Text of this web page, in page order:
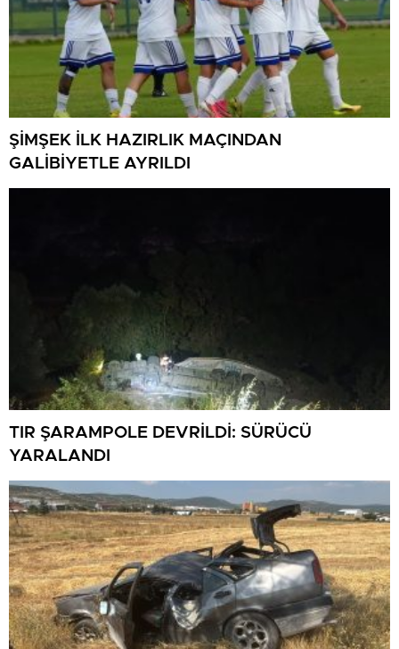
ŞİMŞEK İLK HAZIRLIK MAÇINDAN
GALİBİYETLE AYRILDI
TIR ŞARAMPOLE DEVRİLDİ: SÜRÜCÜ
YARALANDI